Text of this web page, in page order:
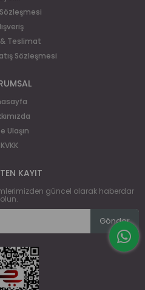
Teslimat
Sözleşmesi
Ulaşın
KVKK
KAYIT
güncel olarak haberdar
olun.
Gönder